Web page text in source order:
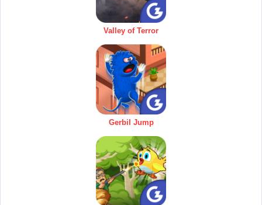
Valley of Terror
Gerbil Jump